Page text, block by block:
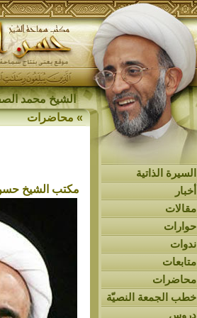
الشيخ محمد
السيرة الذاتية
أخبار
مقالات
حوارات
ندوات
متابعات
محاضرات
خطب الجمعة النصيّة
دروس
»محاضرات
مكتب الشيخ